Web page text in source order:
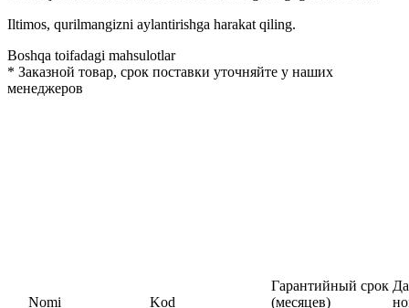
Iltimos, qurilmangizni aylantirishga harakat qiling.
Boshqa toifadagi mahsulotlar
* Заказной товар, срок поставки уточняйте у наших
менеджеров
Nomi Kod
Гарантийный срок
(месяцев)